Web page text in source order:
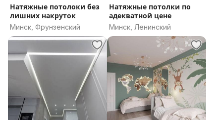
Натяжные потолоки без
лишних накруток
Минск, Фрунзенский
Натяжные потолки по
адекватной цене
Минск, Ленинский